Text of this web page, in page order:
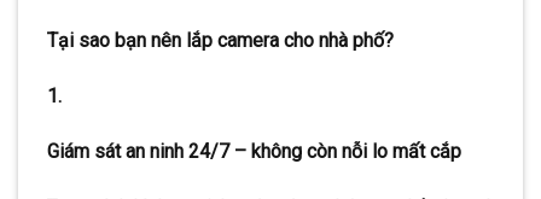
Tại sao bạn nên lắp camera cho nhà phố?
1.
Giám sát an ninh 24/7 – không còn nỗi lo mất cắp